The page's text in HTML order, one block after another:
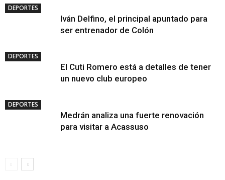
DEPORTES
Iván Delfino, el principal apuntado para
ser entrenador de Colón
DEPORTES
El Cuti Romero está a detalles de tener
un nuevo club europeo
DEPORTES
Medrán analiza una fuerte renovación
para visitar a Acassuso